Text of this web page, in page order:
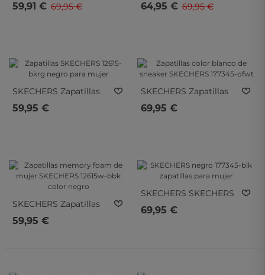
Consistent 2.0
59,91 € 69,95 €
Bellevue 100716-Ofwt
64,95 € 69,95 €
SKECHERS Zapatillas
SKECHERS 12615-Bkrg
Negro Para Mujer
59,95 €
SKECHERS Zapatillas
Color Blanco De
Sneaker SKECHERS
69,95 €
SKECHERS Zapatillas
Memory Foam De
Mujer SKECHERS
59,95 €
SKECHERS SKECHERS
Negro 177345-Blk
Zapatillas Para Mujer
69,95 €